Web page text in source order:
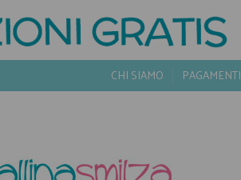
CHI SIAMO PAGAMENTI